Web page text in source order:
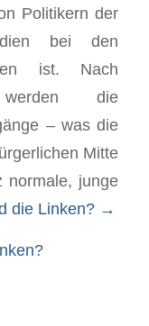
Politikern der
bei den
ist. Nach
werden die
– was die
Mitte
normale, junge
die Linken? →